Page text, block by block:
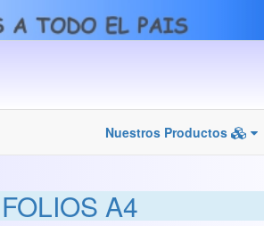
Nuestros Productos
A4